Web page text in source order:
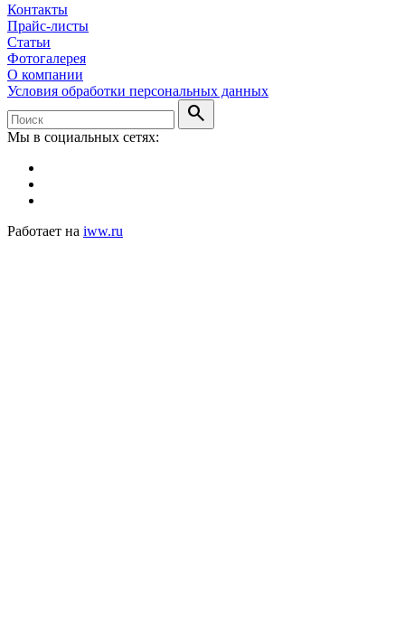
Контакты
Прайс-листы
Статьи
Фотогалерея
О компании
Условия обработки персональных данных
search
Мы в социальных сетях:
Работает на iww.ru